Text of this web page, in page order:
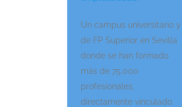
Un campus universitario y
de FP Superior en Sevilla
donde se han formado
más de 75.000
profesionales,
directamente vinculado